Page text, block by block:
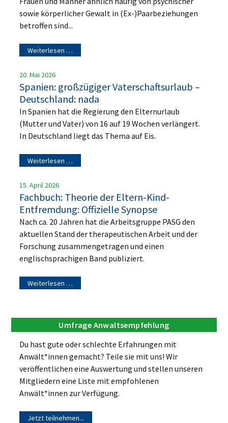
sowie körperlicher Gewalt in (Ex-)Paarbeziehungen
betroffen sind...
Weiterlesen …
20. Mai 2026
Spanien: großzügiger Vaterschaftsurlaub –
Deutschland: nada
In Spanien hat die Regierung den Elternurlaub
(Mutter und Vater) von 16 auf 19 Wochen verlängert.
In Deutschland liegt das Thema auf Eis.
Weiterlesen …
15. April 2026
Fachbuch: Theorie der Eltern-Kind-
Entfremdung: Offizielle Synopse
Nach ca. 20 Jahren hat die Arbeitsgruppe PASG den
aktuellen Stand der therapeutischen Arbeit und der
Forschung zusammengetragen und einen
englischsprachigen Band publiziert.
Weiterlesen …
Umfrage Anwaltsempfehlung
Du hast gute oder schlechte Erfahrungen mit
Anwält*innen gemacht? Teile sie mit uns! Wir
veröffentlichen eine Auswertung und stellen unseren
Mitgliedern eine Liste mit empfohlenen
Anwält*innen zur Verfügung.
Jetzt teilnehmen...